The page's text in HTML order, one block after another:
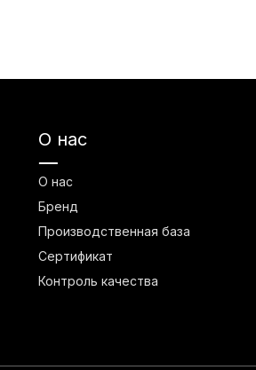
О нас
О нас
Бренд
Производственная база
Сертификат
Контроль качества